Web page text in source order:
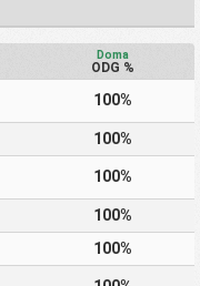
Doma
ODG %
100%
100%
100%
100%
100%